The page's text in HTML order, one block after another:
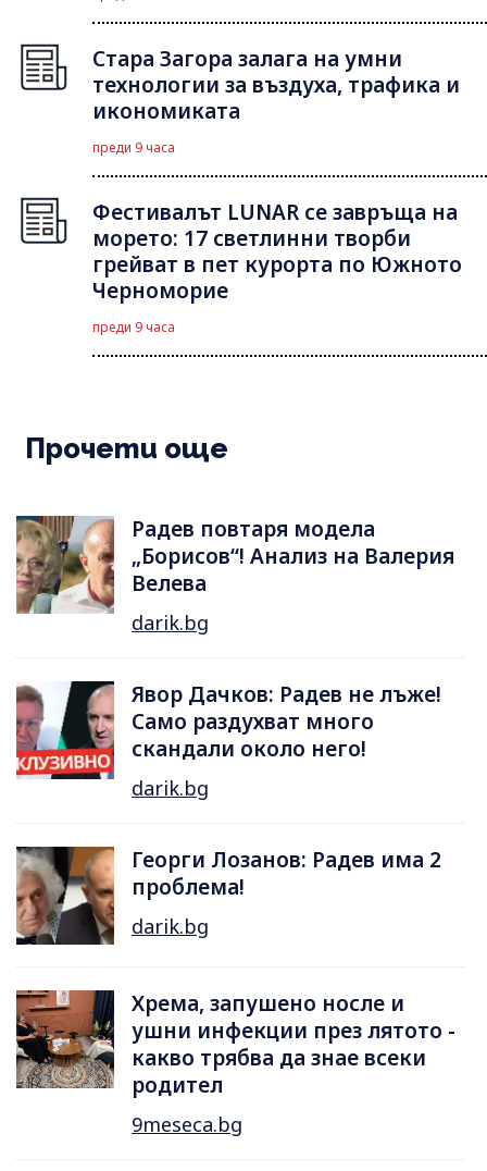
Стара Загора залага на умни
технологии за въздуха, трафика и
икономиката
преди 9 часа
Фестивалът LUNAR се завръща на
морето: 17 светлинни творби
грейват в пет курорта по Южното
Черноморие
преди 9 часа
Прочети още
Радев повтаря модела
„Борисов“! Анализ на Валерия
Велева
darik.bg
Явор Дачков: Радев не лъже!
Само раздухват много
скандали около него!
darik.bg
Георги Лозанов: Радев има 2
проблема!
darik.bg
Хрема, запушено носле и
ушни инфекции през лятотo -
какво трябва да знае всеки
родител
9meseca.bg